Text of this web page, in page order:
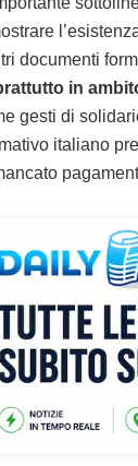
documenti
in
gesti di
italiano